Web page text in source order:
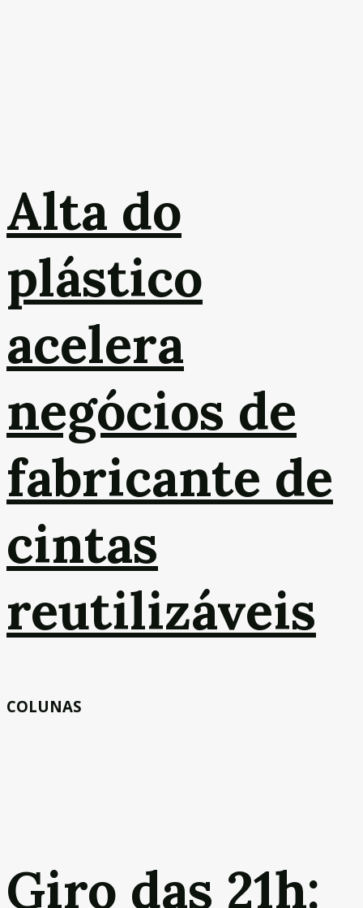
Alta do
plástico
acelera
negócios de
fabricante de
cintas
reutilizáveis
COLUNAS
Giro das 21h: